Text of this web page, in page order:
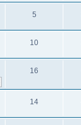
5
10
16
14